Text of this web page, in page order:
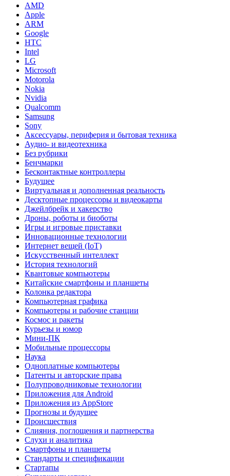
AMD
Apple
ARM
Google
HTC
Intel
LG
Microsoft
Motorola
Nokia
Nvidia
Qualcomm
Samsung
Sony
Аксессуары, периферия и бытовая техника
Аудио- и видеотехника
Без рубрики
Бенчмарки
Бесконтактные контроллеры
Будущее
Виртуальная и дополненная реальность
Десктопные процессоры и видеокарты
Джейлбрейк и хакерство
Дроны, роботы и биоботы
Игры и игровые приставки
Инновационные технологии
Интернет вещей (IoT)
Искусственный интеллект
История технологий
Квантовые компьютеры
Китайские смартфоны и планшеты
Колонка редактора
Компьютерная графика
Компьютеры и рабочие станции
Космос и ракеты
Курьезы и юмор
Мини-ПК
Мобильные процессоры
Наука
Одноплатные компьютеры
Патенты и авторские права
Полупроводниковые технологии
Приложения для Android
Приложения из AppStore
Прогнозы и будущее
Происшествия
Слияния, поглощения и партнерства
Слухи и аналитика
Смартфоны и планшеты
Стандарты и спецификации
Стартапы